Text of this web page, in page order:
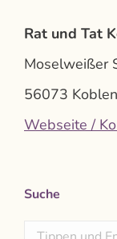
Rat und Tat
Moselweißer
56073
Webseite /
Suche
Search: